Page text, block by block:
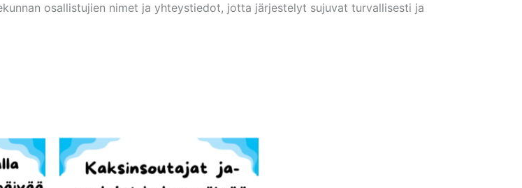
osallistujien nimet ja yhteystiedot, jotta järjestelyt sujuvat turvallisesti ja